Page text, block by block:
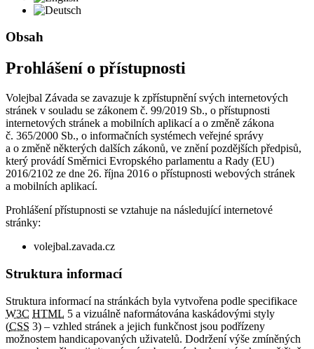
Obsah
Prohlášení o přístupnosti
Volejbal Závada se zavazuje k zpřístupnění svých internetových
stránek v souladu se zákonem č. 99/2019 Sb., o přístupnosti
internetových stránek a mobilních aplikací a o změně zákona
č. 365/2000 Sb., o informačních systémech veřejné správy
a o změně některých dalších zákonů, ve znění pozdějších předpisů,
který provádí Směrnici Evropského parlamentu a Rady (EU)
2016/2102 ze dne 26. října 2016 o přístupnosti webových stránek
a mobilních aplikací.
Prohlášení přístupnosti se vztahuje na následující internetové
stránky:
volejbal.zavada.cz
Struktura informací
Struktura informací na stránkách byla vytvořena podle specifikace
W3C HTML 5 a vizuálně naformátována kaskádovými styly
(CSS 3) – vzhled stránek a jejich funkčnost jsou podřízeny
možnostem handicapovaných uživatelů. Dodržení výše zmíněných